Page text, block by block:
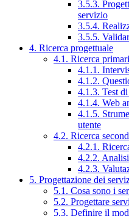
3.5.3.
servizio
3.5.4.
3.5.5.
4. Ricerca progettuale
4.1. Ricerca
4.1.1.
4.1.2.
4.1.3. Test
4.1.4. Web
4.1.5.
utente
4.2. Ricerca
4.2.1.
4.2.2.
4.2.3.
5. Progettazione dei
5.1. Cosa sono i
5.2. Progettare
5.3. Definire il